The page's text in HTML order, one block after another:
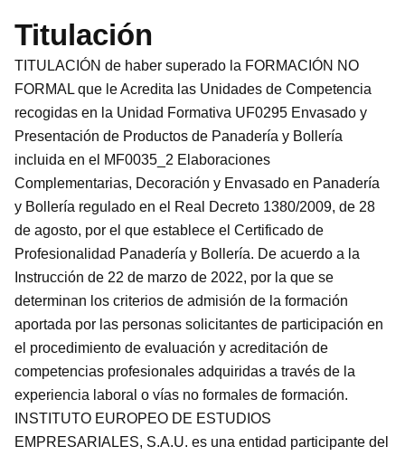
Titulación
TITULACIÓN de haber superado la FORMACIÓN NO
FORMAL que le Acredita las Unidades de Competencia
recogidas en la Unidad Formativa UF0295 Envasado y
Presentación de Productos de Panadería y Bollería
incluida en el MF0035_2 Elaboraciones
Complementarias, Decoración y Envasado en Panadería
y Bollería regulado en el Real Decreto 1380/2009, de 28
de agosto, por el que establece el Certificado de
Profesionalidad Panadería y Bollería. De acuerdo a la
Instrucción de 22 de marzo de 2022, por la que se
determinan los criterios de admisión de la formación
aportada por las personas solicitantes de participación en
el procedimiento de evaluación y acreditación de
competencias profesionales adquiridas a través de la
experiencia laboral o vías no formales de formación.
INSTITUTO EUROPEO DE ESTUDIOS
EMPRESARIALES, S.A.U. es una entidad participante del